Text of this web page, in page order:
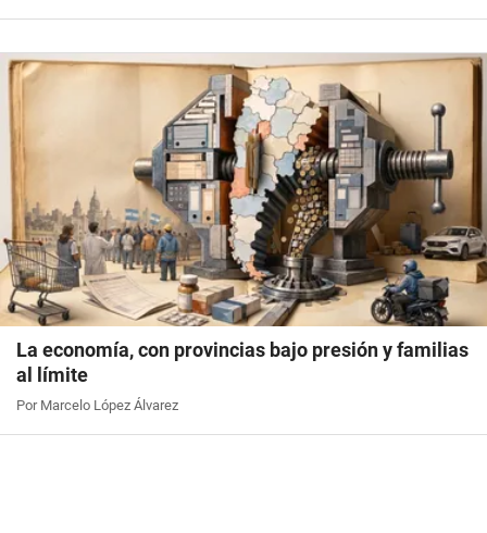
La economía, con provincias bajo presión y familias
al límite
Por Marcelo López Álvarez